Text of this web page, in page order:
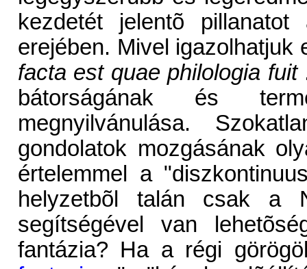
kezdetét jelentõ
erejében. Mivel
facta est quae philologia fuit
bátorságának és
megnyilvánulása.
gondolatok mozgásának
értelemmel a
helyzetbõl talán csak a
segítségével van
fantázia? Ha a régi